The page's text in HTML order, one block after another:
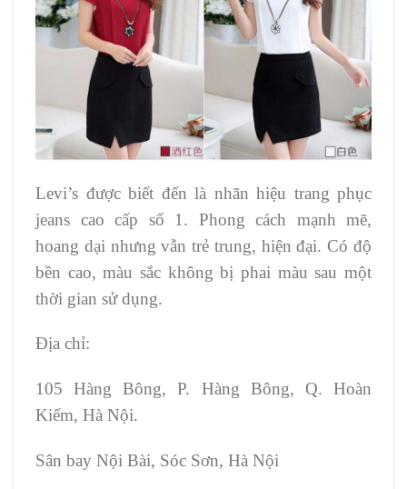
Levi’s được biết đến là nhãn hiệu trang phục
jeans cao cấp số 1. Phong cách mạnh mẽ,
hoang dại nhưng vẫn trẻ trung, hiện đại. Có độ
bền cao, màu sắc không bị phai màu sau một
thời gian sử dụng.
Địa chỉ:
105 Hàng Bông, P. Hàng Bông, Q. Hoàn
Kiếm, Hà Nội.
Sân bay Nội Bài, Sóc Sơn, Hà Nội